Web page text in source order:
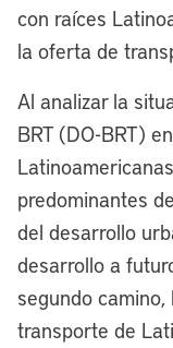
con raíces
la oferta de
Al analizar la
BRT (DO-BRT)
predominantes
del desarrollo
desarrollo a
segundo
transporte de